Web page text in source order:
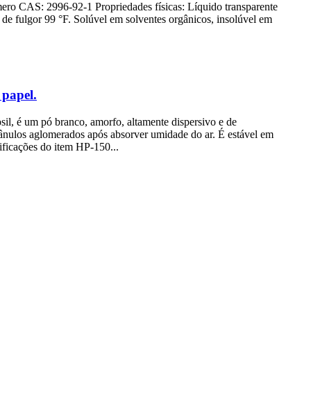
CAS: 2996-92-1 Propriedades físicas: Líquido transparente
fulgor 99 °F. Solúvel em solventes orgânicos, insolúvel em
é um pó branco, amorfo, altamente dispersivo e de
aglomerados após absorver umidade do ar. É estável em
do item HP-150...